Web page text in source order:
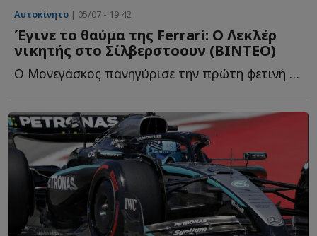
Αυτοκίνητο | 05/07 - 19:42
Έγινε το θαύμα της Ferrari: Ο Λεκλέρ
νικητής στο Σίλβερστοουν (ΒΙΝΤΕΟ)
Ο Μονεγάσκος πανηγύρισε την πρώτη φετινή του νίκη, ε...